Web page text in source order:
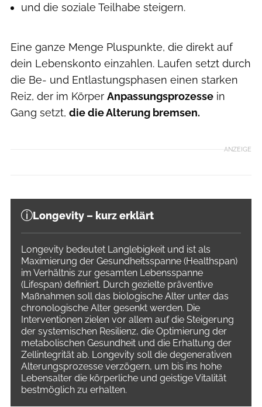
und die soziale Teilhabe steigern.
Eine ganze Menge Pluspunkte, die direkt auf
dein Lebenskonto einzahlen. Laufen setzt durch
die Be- und Entlastungsphasen einen starken
Reiz, der im Körper Anpassungsprozesse in
Gang setzt, die die Alterung bremsen.
ANZEIGE
Longevity – kurz erklärt
Longevity bedeutet Langlebigkeit und ist als
Maximierung der Gesundheitsspanne (Healthspan)
im Verhältnis zur gesamten Lebensspanne
(Lifespan) definiert. Durch gezielte präventive
Maßnahmen soll das biologische Alter unter das
chronologische Alter gesenkt werden. Die
Interventionen zielen vor allem auf die Steigerung
der systemischen Resilienz, die Optimierung der
metabolischen Gesundheit und die Erhaltung der
Zellintegrität ab. Longevity soll die degenerativen
Alterungsprozesse verzögern, um bis ins hohe
Lebensalter die körperliche und geistige Vitalität
bestmöglich zu erhalten.